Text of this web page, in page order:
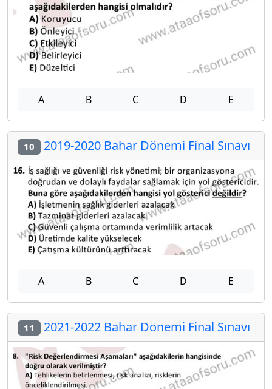
A B C D E
10 2019-2020 Bahar Dönemi Final Sınavı
A B C D E
11 2021-2022 Bahar Dönemi Final Sınavı